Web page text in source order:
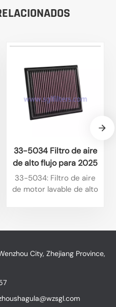
33-5034 Filtro de aire
de alto flujo para 2025
Alfa Romeo Tonale 1.6L
L4 Diesel 2024 Alfa
33-5034: Filtro de aire
de motor lavable de alto
ciertos modelos Jeep.
son su alto caudal, su
potencia y protección
City, Zhejiang Province,